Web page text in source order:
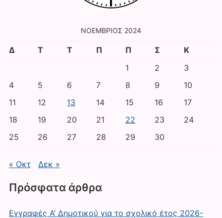
ΝΟΈΜΒΡΙΟΣ 2024
Δ Τ Τ Π Π Σ
Κ
1
2
3
4
5 6 7 8 9
10
11
12 13 14 15 16
17
18
19 20 21 22 23
24
25
26 27 28 29 30
« Οκτ Δεκ »
Πρόσφατα άρθρα
Εγγραφές Α’ Δημοτικού για το σχολικό έτος 2026-